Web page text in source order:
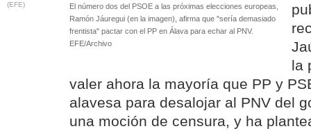
(EFE)
El número dos del PSOE a las próximas elecciones europeas,
Ramón Jáuregui (en la imagen), afirma que "sería demasiado
frentista" pactar con el PP en Álava para echar al PNV.
EFE/Archivo
la
valer ahora la mayoría que PP y
alavesa para desalojar al PNV del
una moción de censura, y ha